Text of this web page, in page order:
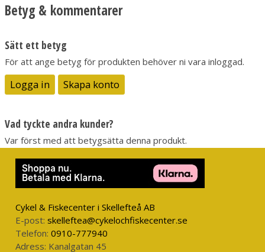
Justerbart ärmslut med kardborreband.
Ärmslut justerbar med kardborreband
Handfickor med dragkedja och meshfoder som även har en
ventilerande funktion. Extra ficka för telefon i höger ficka.
Bröstficka med dragkedja i stretchmaterial.
DWR-behandling (100 % PFC-fri) som avvisar vatten och
Betyg & kommentarer
Sätt ett betyg
För att ange betyg för produkten behöver ni vara inloggad.
Logga in Skapa konto
Vad tyckte andra kunder?
Var först med att betygsätta denna produkt.
Cykel & Fiskecenter i Skellefteå AB
E-post: skelleftea@cykelochfiskecenter.se
Telefon: 0910-777940
Adress: Kanalgatan 45